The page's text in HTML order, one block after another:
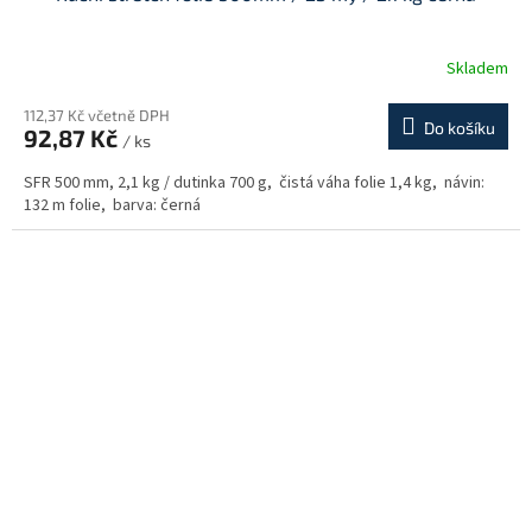
Skladem
112,37 Kč včetně DPH
92,87 Kč / ks
Do košíku
SFR 500 mm, 2,1 kg / dutinka 700 g, čistá váha folie 1,4 kg, návin:
132 m folie, barva: černá